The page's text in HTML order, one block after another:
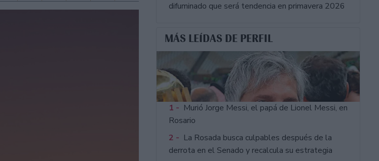
difuminado que será tendencia en primavera 2026
MÁS LEÍDAS DE PERFIL
1 - Murió Jorge Messi, el papá de Lionel Messi, en
Rosario
2 - La Rosada busca culpables después de la
derrota en el Senado y recalcula su estrategia